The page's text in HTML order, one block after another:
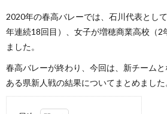
2020年の春高バレーでは、石川代表とし
年連続18回目）、女子が増穂商業高校（2
ました。
春高バレーが終わり、今回は、新チーム
ある県新人戦の結果についてまとめました